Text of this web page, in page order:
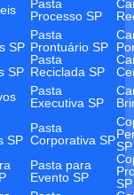
Pasta
Processo SP
SP
Pasta
Prontuário SP
SP
Pasta
Reciclada SP
Pasta
Executiva SP
SP
Pasta
Corporativa SPSP
Pasta para
Evento SP
SP